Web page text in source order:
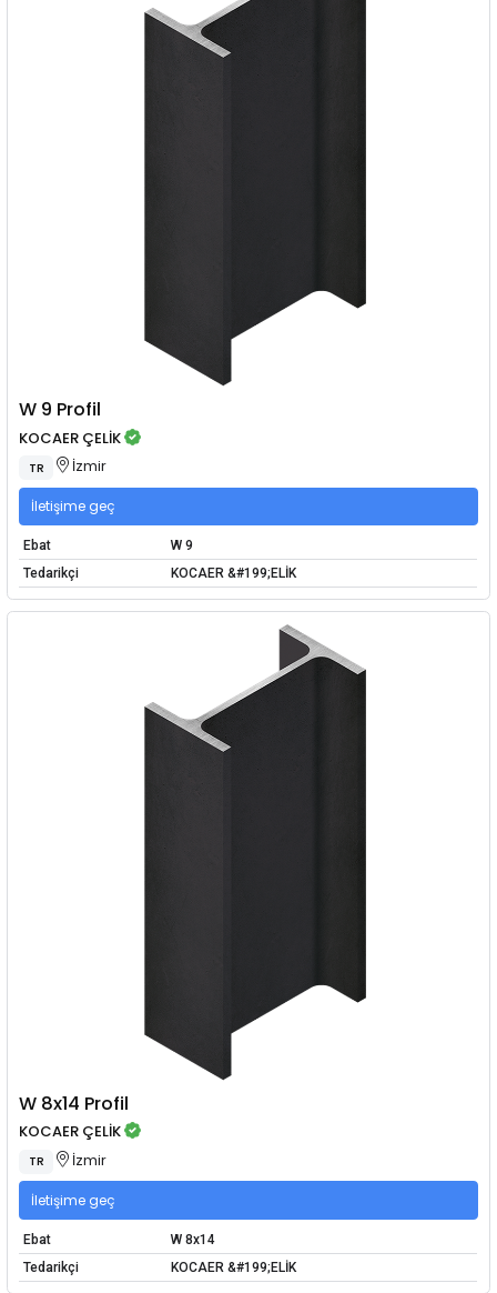
W 9 Profil
KOCAER ÇELİK
TR İzmir
İletişime geç
Ebat
W 9
Tedarikçi
KOCAER &#199;ELİK
W 8x14 Profil
KOCAER ÇELİK
TR İzmir
İletişime geç
Ebat
W 8x14
Tedarikçi
KOCAER &#199;ELİK